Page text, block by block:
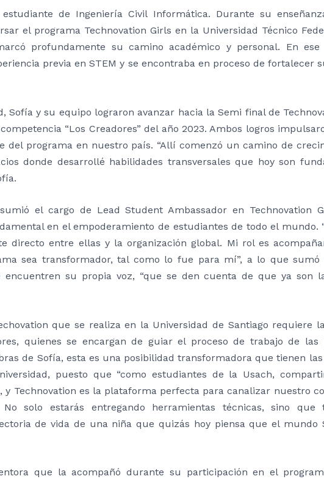
de Ingeniería Civil Informática. Durante su
el programa Technovation Girls en la Universidad Técnico
profundamente su camino académico y personal. En ese
previa en STEM y se encontraba en proceso de fortalecer
Sofía y su equipo lograron avanzar hacia la Semi final de
“Los Creadores” del año 2023. Ambos logros
del programa en nuestro país. “Allí comenzó un camino de
donde desarrollé habilidades transversales que hoy son
el cargo de Lead Student Ambassador en Technovation
en el empoderamiento de estudiantes de todo el mundo.
directo entre ellas y la organización global. Mi rol es
sea transformador, tal como lo fue para mí”, a lo que
encuentren su propia voz, “que se den cuenta de que ya son
que se realiza en la Universidad de Santiago requiere
quienes se encargan de guiar el proceso de trabajo de las
de Sofía, esta es una posibilidad transformadora que tienen
puesto que “como estudiantes de la Usach,
y Technovation es la plataforma perfecta para canalizar nuestro
solo estarás entregando herramientas técnicas, sino que
de vida de una niña que quizás hoy piensa que el mundo
que la acompañó durante su participación en el